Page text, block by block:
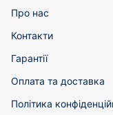
Про нас
Контакти
Гарантії
Оплата та доставка
Політика